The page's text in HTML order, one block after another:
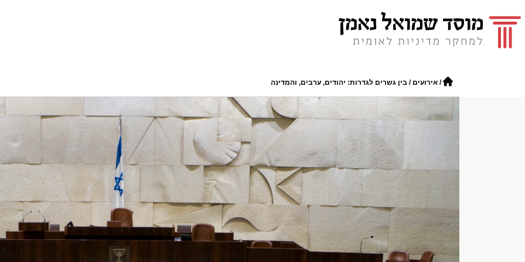
/ אירועים / בין גשרים לגדרות: יהודים, ערבים, והמדינה